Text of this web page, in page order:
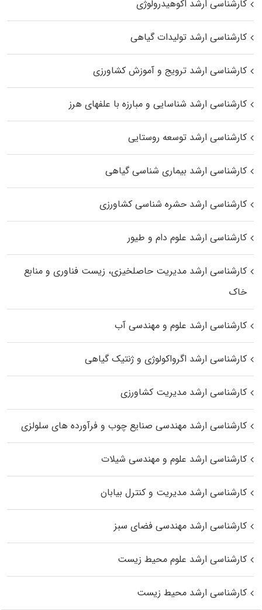
کارشناسی ارشد اکوهیدرولوژی
کارشناسی ارشد تولیدات گیاهی
کارشناسی ارشد ترویج و آموزش کشاورزی
کارشناسی ارشد شناسایی و مبارزه با علفهای هرز
کارشناسی ارشد توسعه روستایی
کارشناسی ارشد بیماری‌ شناسی گیاهی
کارشناسی ارشد حشره‌ شناسی کشاورزی
کارشناسی ارشد علوم دام و طیور
کارشناسی ارشد مدیریت حاصلخیزی، زیست فناوری و منابع
خاک
کارشناسی ارشد علوم و مهندسی آب
کارشناسی ارشد اگرواکولوژی و ژنتیک گیاهی
کارشناسی ارشد مدیریت کشاورزی
کارشناسی ارشد مهندسی صنایع چوب و فرآورده‌ های سلولزی
کارشناسی ارشد علوم و مهندسی شیلات
کارشناسی ارشد مدیریت و کنترل بیابان
کارشناسی ارشد مهندسی فضای سبز
کارشناسی ارشد علوم محیط‌ زیست
کارشناسی ارشد محیط زیست